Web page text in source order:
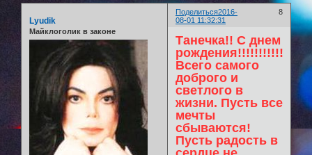
Поделиться 8
2016-
08-01 11:32:31
Lyudik
Майклоголик в законе
Танечка!! С днем
Всего самого
доброго и
светлого в
жизни. Пусть все
мечты
сбываются!
Пусть радость в